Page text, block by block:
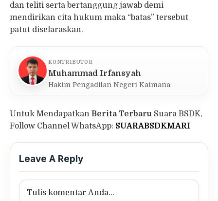
dan teliti serta bertanggung jawab demi
mendirikan cita hukum maka “batas” tersebut
patut diselaraskan.
KONTRIBUTOR
Muhammad Irfansyah
Hakim Pengadilan Negeri Kaimana
Untuk Mendapatkan Berita Terbaru Suara BSDK,
Follow Channel WhatsApp: SUARABSDKMARI
Leave A Reply